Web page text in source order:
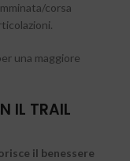
corsa
una maggiore
IL TRAIL
il benessere